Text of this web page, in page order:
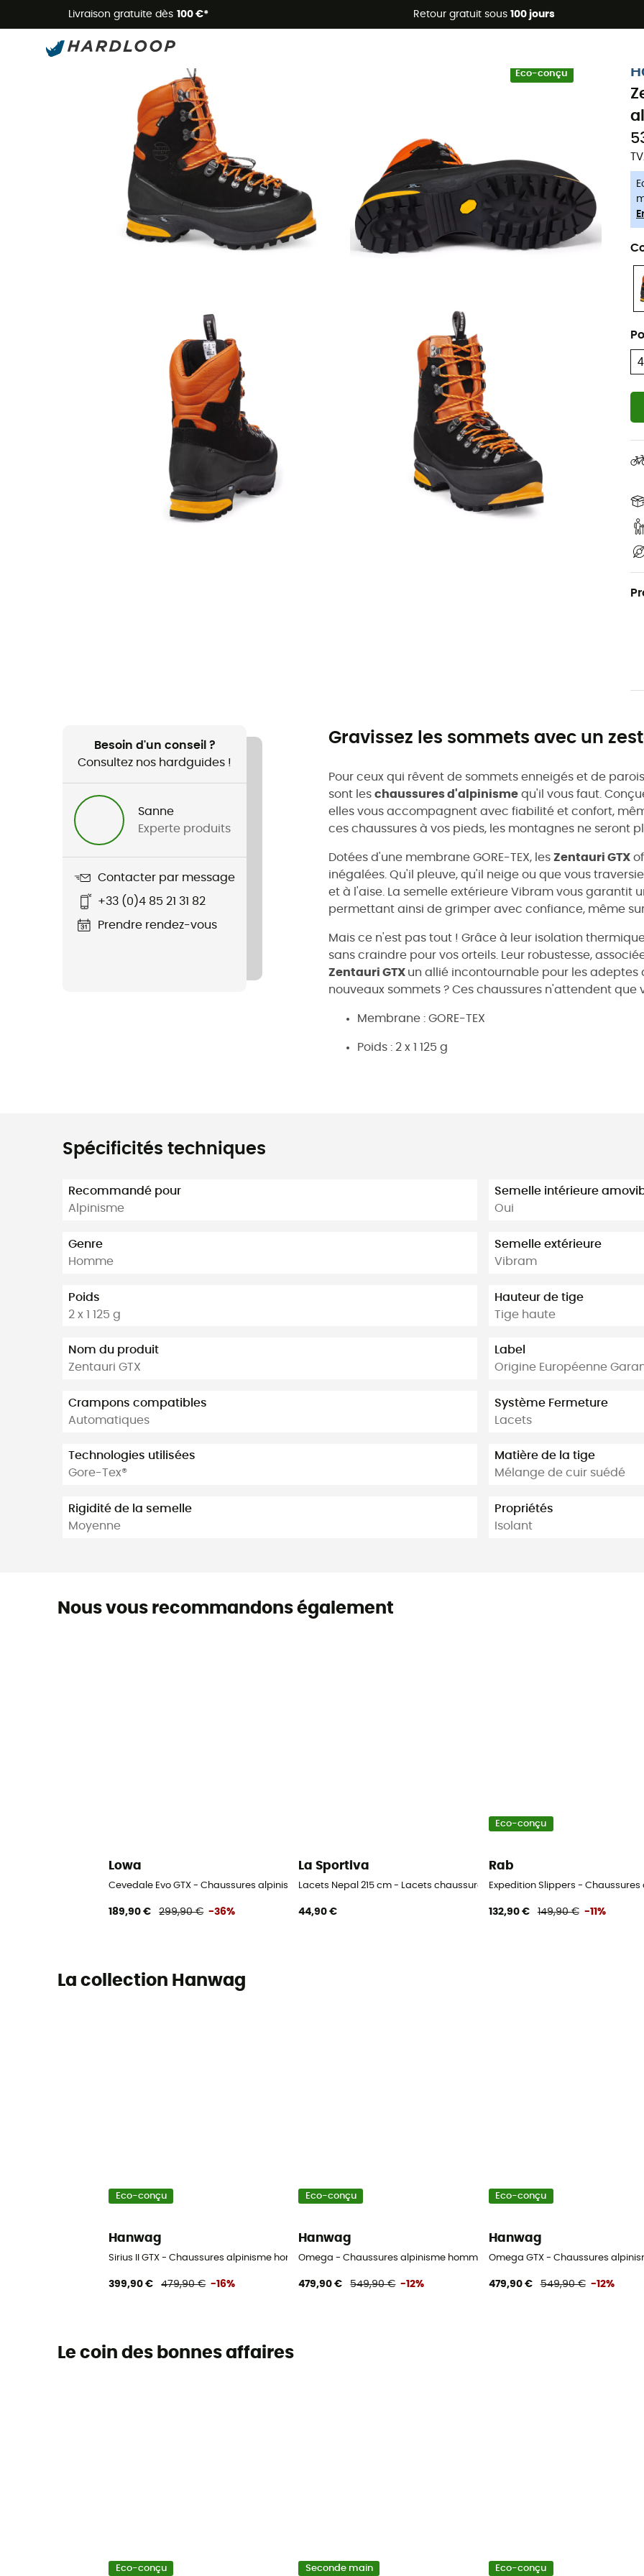
Livraison gratuite dès 100 €* Retour gratuit sous 100 jours
Promos d'été 🔥 -5 % EXTRA dès 2 produits* code Summer5
Eco-conçu
Besoin d'un conseil ?
Consultez nos hardguides !
Sanne
Experte produits
Contacter par message
+33 (0)4 85 21 31 82
Prendre rendez-vous
Gravissez les sommets avec un
Pour ceux qui rêvent de sommets enneigés et de
sont les chaussures d'alpinisme qu'il vous faut.
elles vous accompagnent avec fiabilité et confort,
ces chaussures à vos pieds, les montagnes ne seront
Dotées d'une membrane GORE-TEX, les Zentauri GTX
inégalées. Qu'il pleuve, qu'il neige ou que vous
et à l'aise. La semelle extérieure Vibram vous garantit
permettant ainsi de grimper avec confiance, même
Mais ce n'est pas tout ! Grâce à leur isolation
sans craindre pour vos orteils. Leur robustesse,
Zentauri GTX un allié incontournable pour les adeptes
nouveaux sommets ? Ces chaussures n'attendent que
Membrane : GORE-TEX
Poids : 2 x 1 125 g
Spécificités techniques
Recommandé pour
Alpinisme
Genre
Homme
Poids
2 x 1 125 g
Nom du produit
Zentauri GTX
Crampons compatibles
Automatiques
Technologies utilisées
Gore-Tex®
Rigidité de la semelle
Moyenne
Semelle intérieure
Oui
Semelle extérieure
Vibram
Hauteur de tige
Tige haute
Label
Origine Européenne
Système Fermeture
Lacets
Matière de la tige
Mélange de cuir suédé
Propriétés
Isolant
Nous vous recommandons également
Lowa
Cevedale Evo GTX - Chaussures alpinisme homme
189,90 € 299,90 € -36%
La Sportiva
Lacets Nepal 215 cm - Lacets chaussures alpinisme
44,90 €
Eco-conçu
Rab
Expedition Slippers -
132,90 € 149,90 € -11%
La collection Hanwag
Eco-conçu
Hanwag
Sirius II GTX - Chaussures alpinisme homme
399,90 € 479,90 € -16%
Eco-conçu
Hanwag
Omega - Chaussures alpinisme homme
479,90 € 549,90 € -12%
Eco-conçu
Hanwag
Omega GTX - Chaussures
479,90 € 549,90 € -12%
Le coin des bonnes affaires
Eco-conçu Seconde main Eco-conçu